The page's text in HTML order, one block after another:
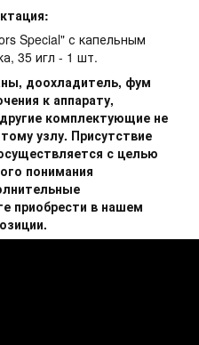
Special" с капельным
35 игл - 1 шт.
доохладитель, фум
к аппарату,
комплектующие не
узлу. Присутствие
с целью
понимания
приобрести в нашем